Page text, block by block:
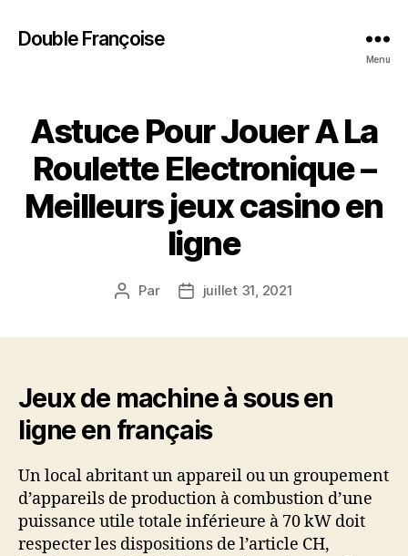
Double Françoise
Menu
Astuce Pour Jouer A La
Roulette Electronique –
Meilleurs jeux casino en
ligne
Auteur
Par
Datejuillet 31, 2021
Jeux de machine à sous en
ligne en français
Un local abritant un appareil ou un groupement
d’appareils de production à combustion d’une
puissance utile totale inférieure à 70 kW doit
respecter les dispositions de l’article CH,